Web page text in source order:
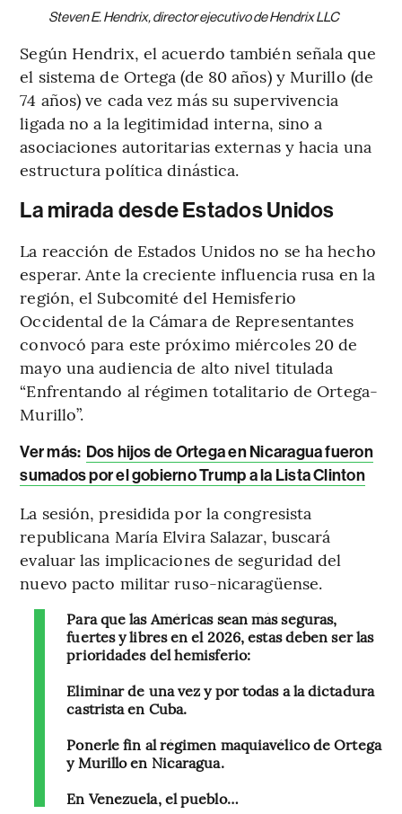
Steven E. Hendrix, director ejecutivo de Hendrix LLC
Según Hendrix, el acuerdo también señala que
el sistema de Ortega (de 80 años) y Murillo (de
74 años) ve cada vez más su supervivencia
ligada no a la legitimidad interna, sino a
asociaciones autoritarias externas y hacia una
estructura política dinástica.
La mirada desde Estados Unidos
La reacción de Estados Unidos no se ha hecho
esperar. Ante la creciente influencia rusa en la
región, el Subcomité del Hemisferio
Occidental de la Cámara de Representantes
convocó para este próximo miércoles 20 de
mayo una audiencia de alto nivel titulada
“Enfrentando al régimen totalitario de Ortega-
Murillo”.
Ver más: Dos hijos de Ortega en Nicaragua fueron
sumados por el gobierno Trump a la Lista Clinton
La sesión, presidida por la congresista
republicana María Elvira Salazar, buscará
evaluar las implicaciones de seguridad del
nuevo pacto militar ruso-nicaragüense.
Para que las Américas sean más seguras,
fuertes y libres en el 2026, estas deben ser las
prioridades del hemisferio:
Eliminar de una vez y por todas a la dictadura
castrista en Cuba.
Ponerle fin al régimen maquiavélico de Ortega
y Murillo en Nicaragua.
En Venezuela, el pueblo…